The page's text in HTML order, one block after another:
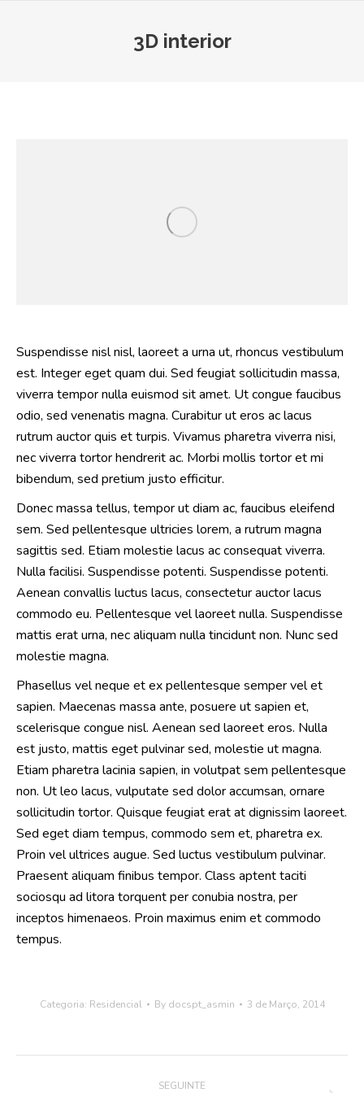
3D interior
Suspendisse nisl nisl, laoreet a urna ut, rhoncus vestibulum
est. Integer eget quam dui. Sed feugiat sollicitudin massa,
viverra tempor nulla euismod sit amet. Ut congue faucibus
odio, sed venenatis magna. Curabitur ut eros ac lacus
rutrum auctor quis et turpis. Vivamus pharetra viverra nisi,
nec viverra tortor hendrerit ac. Morbi mollis tortor et mi
bibendum, sed pretium justo efficitur.
Donec massa tellus, tempor ut diam ac, faucibus eleifend
sem. Sed pellentesque ultricies lorem, a rutrum magna
sagittis sed. Etiam molestie lacus ac consequat viverra.
Nulla facilisi. Suspendisse potenti. Suspendisse potenti.
Aenean convallis luctus lacus, consectetur auctor lacus
commodo eu. Pellentesque vel laoreet nulla. Suspendisse
mattis erat urna, nec aliquam nulla tincidunt non. Nunc sed
molestie magna.
Phasellus vel neque et ex pellentesque semper vel et
sapien. Maecenas massa ante, posuere ut sapien et,
scelerisque congue nisl. Aenean sed laoreet eros. Nulla
est justo, mattis eget pulvinar sed, molestie ut magna.
Etiam pharetra lacinia sapien, in volutpat sem pellentesque
non. Ut leo lacus, vulputate sed dolor accumsan, ornare
sollicitudin tortor. Quisque feugiat erat at dignissim laoreet.
Sed eget diam tempus, commodo sem et, pharetra ex.
Proin vel ultrices augue. Sed luctus vestibulum pulvinar.
Praesent aliquam finibus tempor. Class aptent taciti
sociosqu ad litora torquent per conubia nostra, per
inceptos himenaeos. Proin maximus enim et commodo
tempus.
Categoria: Residencial By docspt_asmin 3 de Março, 2014
SEGUINTE